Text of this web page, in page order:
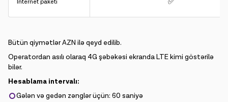
İnternet paketi
Bütün qiymətlər AZN ilə qeyd edilib.
Operatordan asılı olaraq 4G şəbəkəsi ekranda LTE kimi göstərilə
bilər.
Hesablama intervalı:
Gələn və gedən zənglər üçün: 60 saniyə